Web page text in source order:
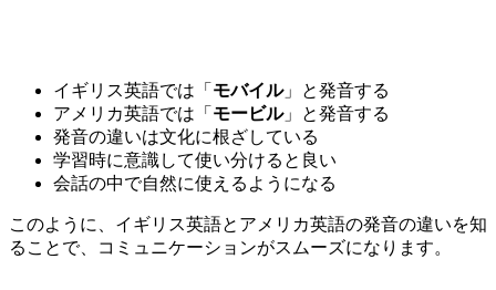
イギリス英語では「 モバイル」と発音する
アメリカ英語では「 モービル」と発音する
発音の違いは文化に根ざしている
学習時に意識して使い分けると良い
会話の中で自然に使えるようになる
このように、イギリス英語とアメリカ英語の発音の違いを知
ることで、コミュニケーションがスムーズになります。